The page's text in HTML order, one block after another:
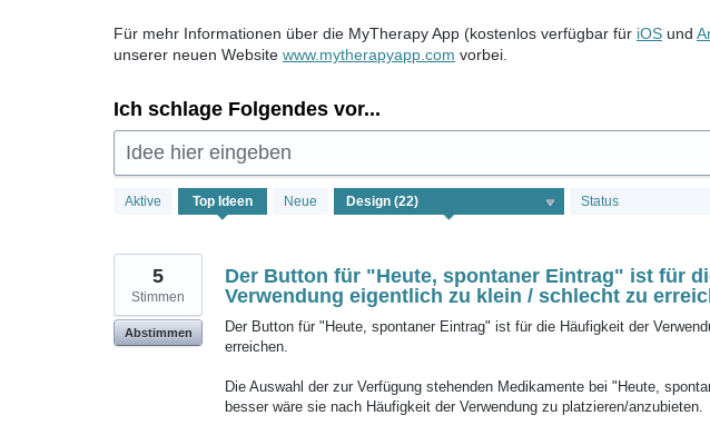
Für mehr Informationen über die MyTherapy App (kostenlos verfügbar für iOS und
unserer neuen Website www.mytherapyapp.com vorbei.
Ich schlage Folgendes vor...
Idee hier eingeben
Aktive Top Ideen Neue Status
22
gefundene
Der Button für "Heute, spontaner Eintrag" ist für
Verwendung eigentlich zu klein / schlecht zu
Der Button für "Heute, spontaner Eintrag" ist für die Häufigkeit der
erreichen.
Die Auswahl der zur Verfügung stehenden Medikamente bei "Heute,
besser wäre sie nach Häufigkeit der Verwendung zu platzieren/anzubieten.
5
Stimmen
Abstimmen